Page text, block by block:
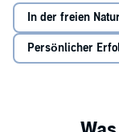
In der freien Natur
Persönlicher